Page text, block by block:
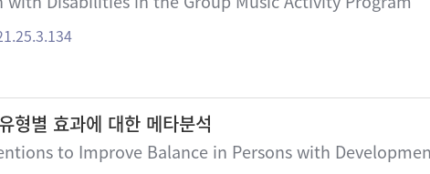
형별 효과에 대한 메타분석
to Improve Balance in Persons with